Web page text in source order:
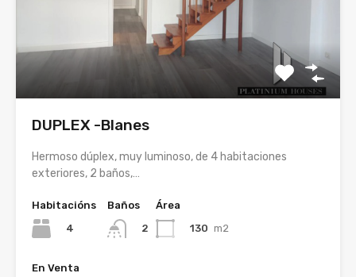
DUPLEX -Blanes
Hermoso dúplex, muy luminoso, de 4 habitaciones
exteriores, 2 baños,…
Habitacións
4
Baños
2
Área
130 m2
En Venta